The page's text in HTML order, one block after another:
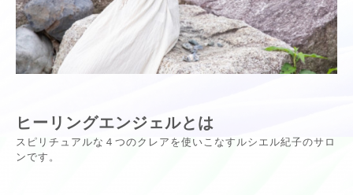
ヒーリングエンジェルとは
スピリチュアルな４つのクレアを使いこなすルシエル紀子のサロ
ンです。